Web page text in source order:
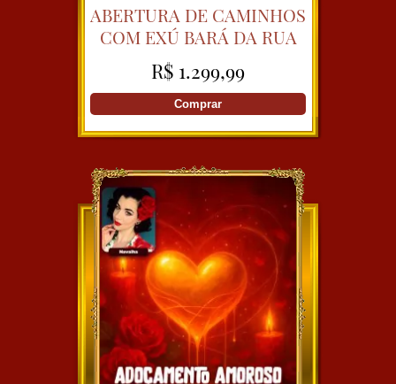
ABERTURA DE CAMINHOS
COM EXÚ BARÁ DA RUA
COM CIGANA SULAMITA
R$ 1.299,99
Comprar